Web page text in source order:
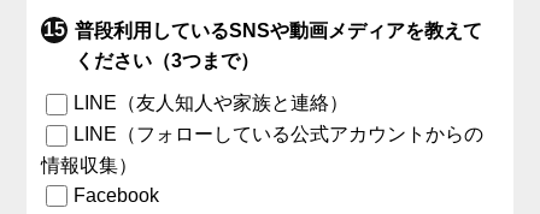
普段利用しているSNSや動画メディアを教えて
ください（3つまで）
LINE（友人知人や家族と連絡）
LINE（フォローしている公式アカウントからの
情報収集）
Facebook